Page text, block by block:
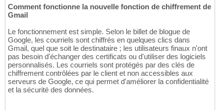
Comment fonctionne la nouvelle fonction de chiffrement de
Gmail
Le fonctionnement est simple. Selon le billet de blogue de
Google, les courriels sont chiffrés en quelques clics dans
Gmail, quel que soit le destinataire ; les utilisateurs finaux n'ont
pas besoin d'échanger des certificats ou d'utiliser des logiciels
personnalisés. Les courriels sont protégés par des clés de
chiffrement contrôlées par le client et non accessibles aux
serveurs de Google, ce qui permet d'améliorer la confidentialité
et la sécurité des données.